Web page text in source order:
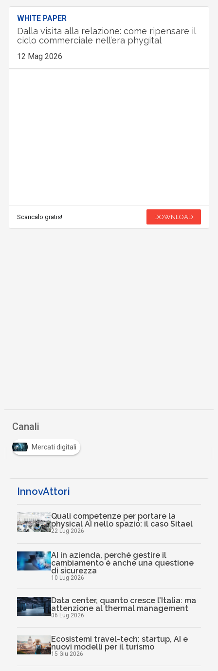
WHITE PAPER
Dalla visita alla relazione: come ripensare il
ciclo commerciale nell’era phygital
12 Mag 2026
Scaricalo gratis! DOWNLOAD
Canali
Mercati digitali
InnovAttori
Quali competenze per portare la
physical AI nello spazio: il caso Sitael
22 Lug 2026
AI in azienda, perché gestire il
cambiamento è anche una questione
di sicurezza
10 Lug 2026
Data center, quanto cresce l’Italia: ma
attenzione al thermal management
06 Lug 2026
Ecosistemi travel-tech: startup, AI e
nuovi modelli per il turismo
15 Giu 2026